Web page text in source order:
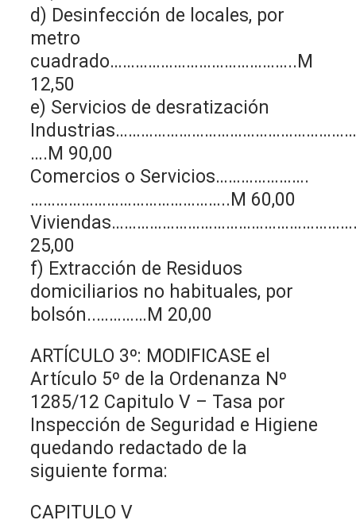
d) Desinfección de locales, por
metro
cuadrado……………………………………..M
12,50
e) Servicios de desratización
….M 90,00
Comercios o Servicios………………….
………………………………………..M 60,00
25,00
f) Extracción de Residuos
domiciliarios no habituales, por
bolsón..…………M 20,00
ARTÍCULO 3º: MODIFICASE el
Artículo 5º de la Ordenanza Nº
1285/12 Capitulo V – Tasa por
Inspección de Seguridad e Higiene
quedando redactado de la
siguiente forma:
CAPITULO V